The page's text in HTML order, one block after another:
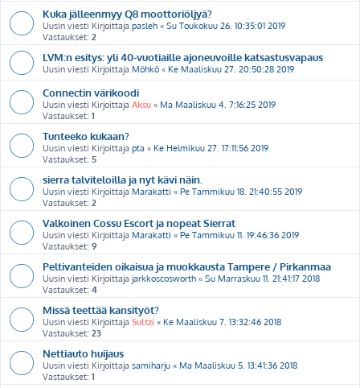
Kuka jälleenmyy Q8 moottoriöljyä?
Uusin viesti Kirjoittaja pasleh « Su Toukokuu 26. 10:35:01 2019
Vastaukset: 2
LVM:n esitys: yli 40-vuotiaille ajoneuvoille katsastusvapaus
Uusin viesti Kirjoittaja Möhkö « Ke Maaliskuu 27. 20:50:28 2019
Connectin värikoodi
Uusin viesti Kirjoittaja Aksu « Ma Maaliskuu 4. 7:16:25 2019
Vastaukset: 1
Tunteeko kukaan?
Uusin viesti Kirjoittaja pta « Ke Helmikuu 27. 17:11:56 2019
Vastaukset: 5
sierra talviteloilla ja nyt kävi näin.
Uusin viesti Kirjoittaja Marakatti « Pe Tammikuu 18. 21:40:55 2019
Vastaukset: 2
Valkoinen Cossu Escort ja nopeat Sierrat
Uusin viesti Kirjoittaja Marakatti « Pe Tammikuu 11. 19:46:36 2019
Vastaukset: 9
Peltivanteiden oikaisua ja muokkausta Tampere / Pirkanmaa
Uusin viesti Kirjoittaja jarkkoscosworth « Su Marraskuu 11. 21:41:17 2018
Vastaukset: 4
Missä teettää kansityöt?
Uusin viesti Kirjoittaja Sultzi « Ke Maaliskuu 7. 13:32:46 2018
Vastaukset: 23
Nettiauto huijaus
Uusin viesti Kirjoittaja samiharju « Ma Maaliskuu 5. 13:41:36 2018
Vastaukset: 1